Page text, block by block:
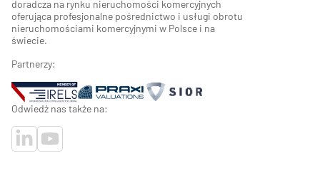
doradcza na rynku nieruchomości komercyjnych
oferująca profesjonalne pośrednictwo i usługi obrotu
nieruchomościami komercyjnymi w Polsce i na
świecie.
Partnerzy:
Odwiedź nas także na: